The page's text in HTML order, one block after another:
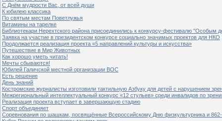
С Днём мудрости Вас, от всей души
К юбилею классика
По святым местам Поветлужья
Витамины на тарелке
Библиотекари Нерехтского района присоединились к конкурсу-фестивалю "Особым
Заявка на участие в президентском конкурсе социально значимых проектов для НКО
Продолжается реализация проекта «5 направлений культуры и искусства»
Путешествие в Мир Животных
Как хорошо уметь читать!
Мечты сбываются!
Юбилей Галичской местной организации ВОС
Есть решение
День знаний
Костромские журналисты изготовили тактильную Азбуку для детей с нарушением
Межрегиональный интеллектуальный конкурс «12 стульев» среди инвалидов по
Реализация проекта вступает в завершающую стадию
Спорт объединяет
Соревнования по шашкам, посвящённые Всероссийскому Дню физкультурника и